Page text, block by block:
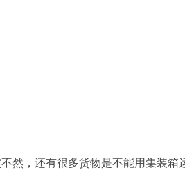
然，还有很多货物是不能用集装箱